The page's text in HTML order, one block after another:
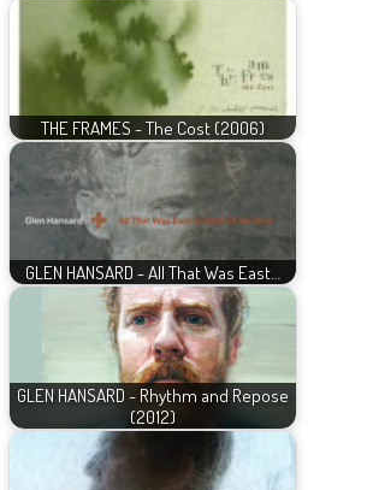
THE FRAMES - The Cost (2006)
GLEN HANSARD - All That Was East…
GLEN HANSARD - Rhythm and Repose
(2012)